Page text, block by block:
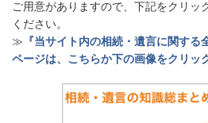
ご用意がありますので、下記をクリッ
ください。
≫ 『当サイト内の相続・遺言に関する
ページは、こちらか下の画像をクリッ